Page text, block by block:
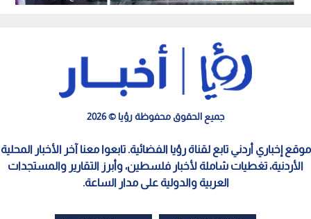
ويلمح للاستقالة
البنية التحتية ركيزة للأمن القومي
جميع الحقوق محفوظة رؤيا © 2026
موقع إخباري أردني تابع لقناة رؤيا الفضائية. تابعوا معنا آخر الأخبار المحلية
الأردنية، تغطيات شاملة لأخبار فلسطين، وأبرز التقارير والمستجدات
العربية والدولية على مدار الساعة.